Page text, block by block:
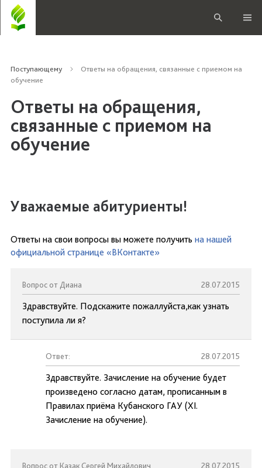
Поступающему
Ответы на обращения, связанные с приемом на
обучение
Ответы на обращения,
связанные с приемом на
обучение
Уважаемые абитуриенты!
Ответы на свои вопросы вы можете получить на нашей
официальной странице «ВКонтакте»
Вопрос от Диана 28.07.2015
Здравствуйте. Подскажите пожаллуйста,как узнать
поступила ли я?
Ответ: 28.07.2015
Здравствуйте. Зачисление на обучение будет
произведено согласно датам, прописанным в
Правилах приёма Кубанского ГАУ (XI.
Зачисление на обучение).
Вопрос от Казак Сергей Михайлович 28.07.2015